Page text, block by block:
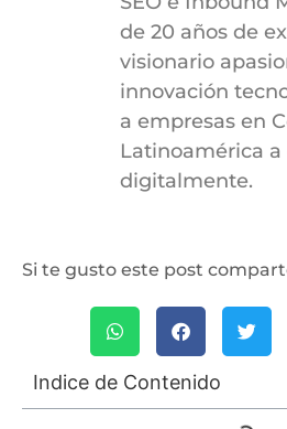
de 20 años de
visionario
innovación
a empresas en
Latinoamérica a
digitalmente.
Si te gusto este post
Indice de Contenido